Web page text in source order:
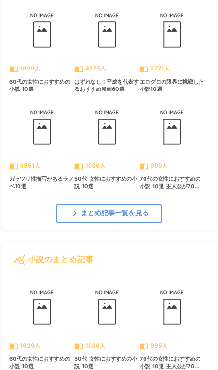
import_contacts 1629人
60代の女性におすすめの
小説 10選
import_contacts 4275人
はずれなし！平成を代表す
るおすすめ漫画60選
import_contacts 2771人
エログロの限界に挑戦した
小説10選
import_contacts 3851人
ガッツリ性描写があるラノ
ベ10選
import_contacts 1036人
50代 女性におすすめの小
説 10選
import_contacts 995人
70代の女性におすすめの
小説 10選 主人公が70...
chevron_right まとめ記事一覧を見る
query_stats 小説のまとめ記事
import_contacts 1629人
60代の女性におすすめの
小説 10選
import_contacts 1036人
50代 女性におすすめの小
説 10選
import_contacts 995人
70代の女性におすすめの
小説 10選 主人公が70...